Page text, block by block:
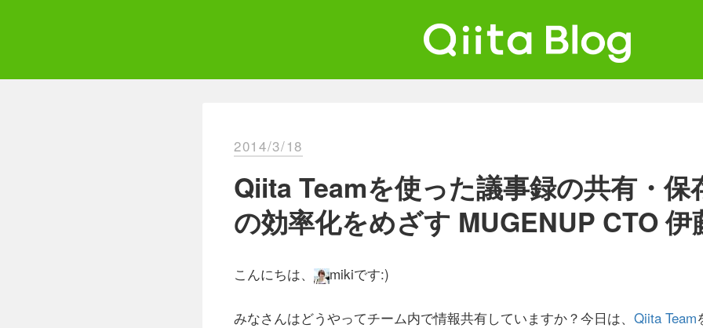
2014/3/18
Qiita Teamを使った議事録の共有・保
の効率化をめざす MUGENUP CTO 伊
こんにちは、 mikiです:)
みなさんはどうやってチーム内で情報共有していますか？今日は、 Qiita Team